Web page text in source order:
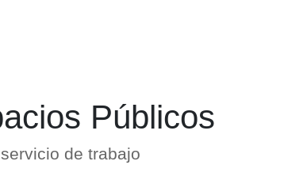
Públicos
de trabajo